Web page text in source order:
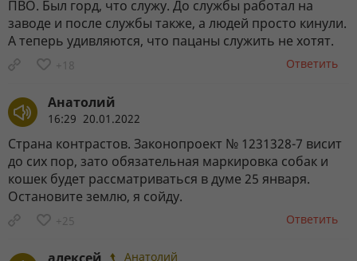
ПВО. Был горд, что служу. До службы работал на
заводе и после службы также, а людей просто кинули.
А теперь удивляются, что пацаны служить не хотят.
+18 Ответить
Анатолий
16:29 20.01.2022
Страна контрастов. Законопроект № 1231328-7 висит
до сих пор, зато обязательная маркировка собак и
кошек будет рассматриваться в думе 25 января.
Остановите землю, я сойду.
+25 Ответить
Анатолий